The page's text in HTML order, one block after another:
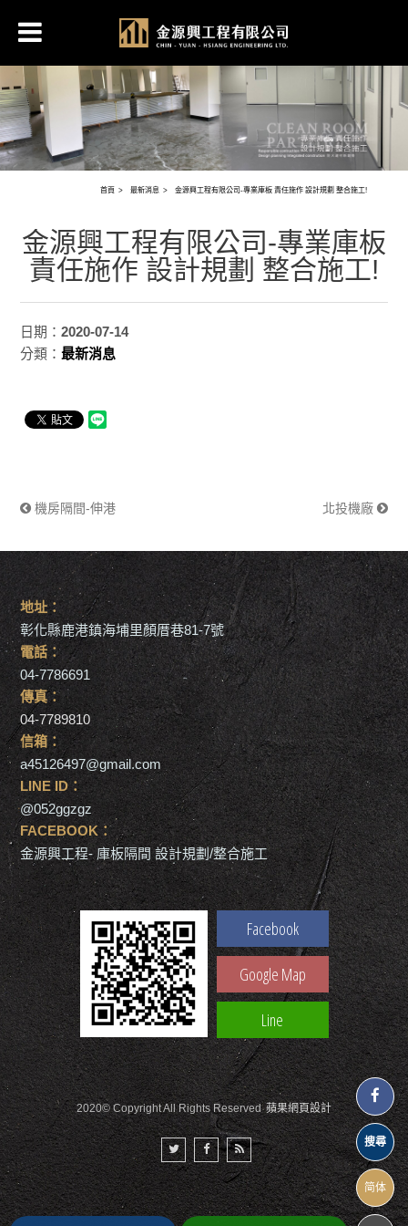
搜尋
简体
首頁 最新消息 金源興工程有限公司-專業庫板 責任施作 設計規劃 整合施工!
金源興工程有限公司-專業庫板
責任施作 設計規劃 整合施工!
日期：2020-07-14
分類：最新消息
機房隔間-伸港 北投機廠
地址：
彰化縣鹿港鎮海埔里顏厝巷81-7號
電話：
04-7786691
傳真：
04-7789810
信箱：
a45126497@gmail.com
LINE ID：
@052ggzgz
FACEBOOK：
金源興工程- 庫板隔間 設計規劃/整合施工
Facebook
Google Map
Line
2020© Copyright All Rights Reserved 蘋果網頁設計